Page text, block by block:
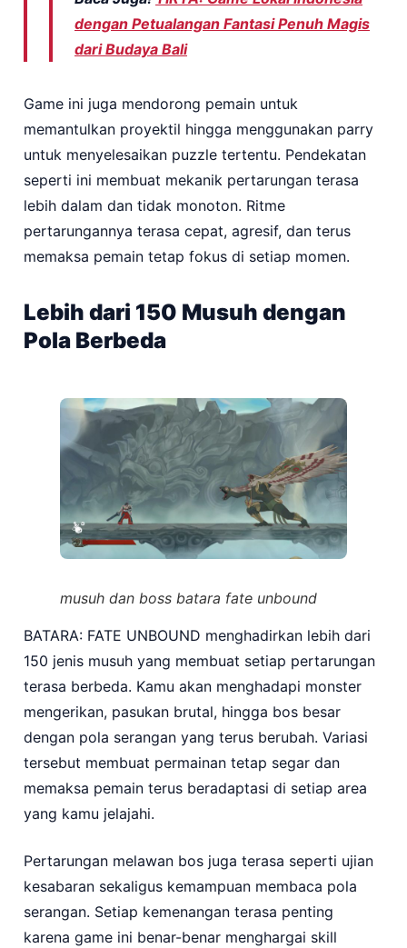
dengan Petualangan Fantasi Penuh Magis
dari Budaya Bali
Game ini juga mendorong pemain untuk
memantulkan proyektil hingga menggunakan parry
untuk menyelesaikan puzzle tertentu. Pendekatan
seperti ini membuat mekanik pertarungan terasa
lebih dalam dan tidak monoton. Ritme
pertarungannya terasa cepat, agresif, dan terus
memaksa pemain tetap fokus di setiap momen.
Lebih dari 150 Musuh dengan
Pola Berbeda
musuh dan boss batara fate unbound
BATARA: FATE UNBOUND menghadirkan lebih dari
150 jenis musuh yang membuat setiap pertarungan
terasa berbeda. Kamu akan menghadapi monster
mengerikan, pasukan brutal, hingga bos besar
dengan pola serangan yang terus berubah. Variasi
tersebut membuat permainan tetap segar dan
memaksa pemain terus beradaptasi di setiap area
yang kamu jelajahi.
Pertarungan melawan bos juga terasa seperti ujian
kesabaran sekaligus kemampuan membaca pola
serangan. Setiap kemenangan terasa penting
karena game ini benar-benar menghargai skill